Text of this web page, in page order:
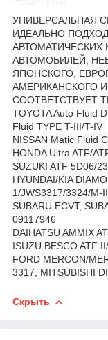
УНИВЕРСАЛЬНАЯ
ИДЕАЛЬНО
АВТОМАТИЧЕСКИХ
АВТОМОБИЛЕЙ,
ЯПОНСКОГО,
АМЕРИКАНСКОГО
СООТВЕТСТВУЕТ
TOYOTA Auto Fluid
Fluid TYPE T-III/T-IV
NISSAN Matic Fluid
HONDA Ultra ATF/
SUZUKI ATF 5D06/
HYUNDAI/KIA
1/JWS3317/3324/M-
SUBARU ECVT,
09117946
DAIHATSU AMMIX
ISUZU BESCO ATF
FORD MERCON/
3317, MITSUBISHI
Скрыть